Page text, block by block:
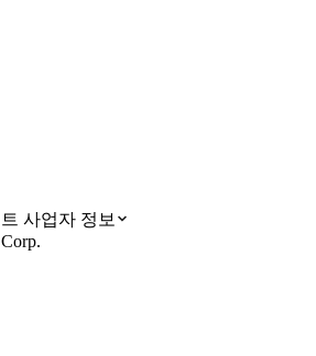
사업자 정보